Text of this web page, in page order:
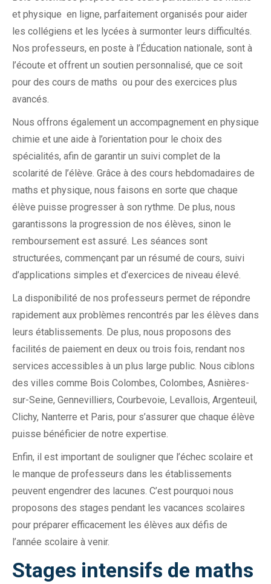
et physique en ligne, parfaitement organisés pour aider
les collégiens et les lycées à surmonter leurs difficultés.
Nos professeurs, en poste à l’Éducation nationale, sont à
l’écoute et offrent un soutien personnalisé, que ce soit
pour des cours de maths ou pour des exercices plus
avancés.
Nous offrons également un accompagnement en physique
chimie et une aide à l’orientation pour le choix des
spécialités, afin de garantir un suivi complet de la
scolarité de l’élève. Grâce à des cours hebdomadaires de
maths et physique, nous faisons en sorte que chaque
élève puisse progresser à son rythme. De plus, nous
garantissons la progression de nos élèves, sinon le
remboursement est assuré. Les séances sont
structurées, commençant par un résumé de cours, suivi
d’applications simples et d’exercices de niveau élevé.
La disponibilité de nos professeurs permet de répondre
rapidement aux problèmes rencontrés par les élèves dans
leurs établissements. De plus, nous proposons des
facilités de paiement en deux ou trois fois, rendant nos
services accessibles à un plus large public. Nous ciblons
des villes comme Bois Colombes, Colombes, Asnières-
sur-Seine, Gennevilliers, Courbevoie, Levallois, Argenteuil,
Clichy, Nanterre et Paris, pour s’assurer que chaque élève
puisse bénéficier de notre expertise.
Enfin, il est important de souligner que l’échec scolaire et
le manque de professeurs dans les établissements
peuvent engendrer des lacunes. C’est pourquoi nous
proposons des stages pendant les vacances scolaires
pour préparer efficacement les élèves aux défis de
l’année scolaire à venir.
Stages intensifs de maths